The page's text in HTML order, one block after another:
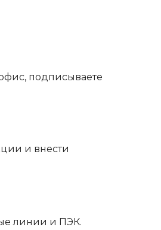
подписываете
и внести
линии и ПЭК.